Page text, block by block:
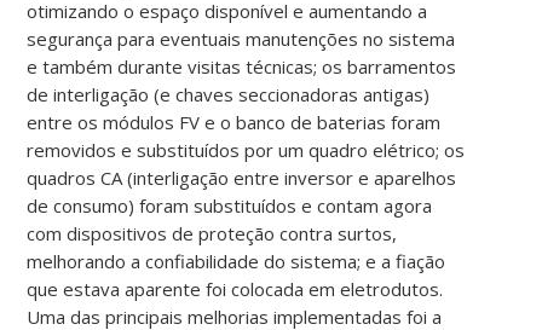
otimizando o espaço disponível e aumentando a
segurança para eventuais manutenções no sistema
e também durante visitas técnicas; os barramentos
de interligação (e chaves seccionadoras antigas)
entre os módulos FV e o banco de baterias foram
removidos e substituídos por um quadro elétrico; os
quadros CA (interligação entre inversor e aparelhos
de consumo) foram substituídos e contam agora
com dispositivos de proteção contra surtos,
melhorando a confiabilidade do sistema; e a fiação
que estava aparente foi colocada em eletrodutos.
Uma das principais melhorias implementadas foi a